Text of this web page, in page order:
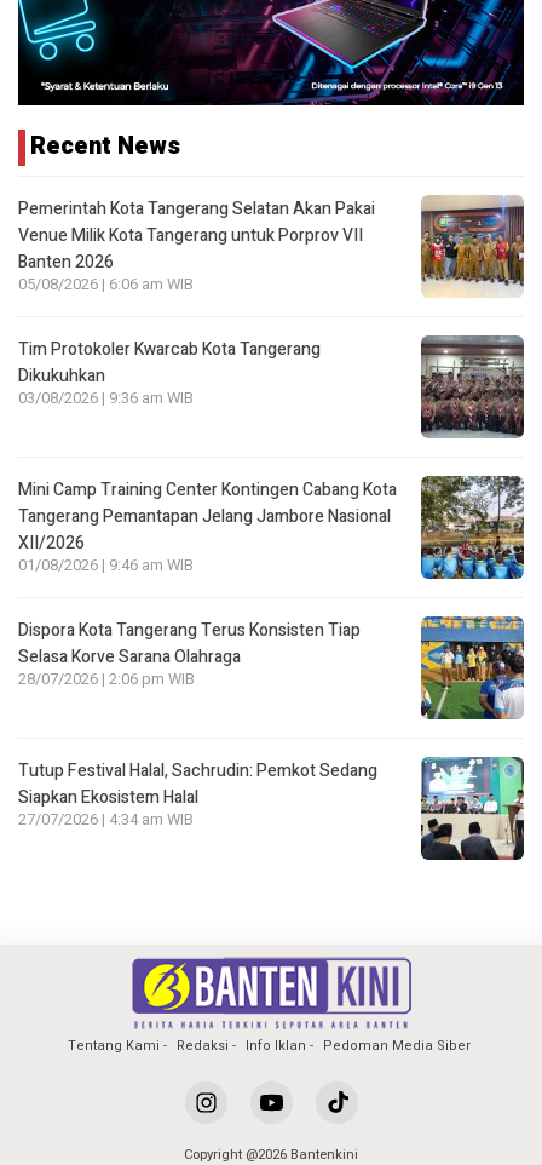
Recent News
Pemerintah Kota Tangerang Selatan Akan Pakai
Venue Milik Kota Tangerang untuk Porprov VII
Banten 2026
05/08/2026 | 6:06 am WIB
Tim Protokoler Kwarcab Kota Tangerang
Dikukuhkan
03/08/2026 | 9:36 am WIB
Mini Camp Training Center Kontingen Cabang Kota
Tangerang Pemantapan Jelang Jambore Nasional
XII/2026
01/08/2026 | 9:46 am WIB
Dispora Kota Tangerang Terus Konsisten Tiap
Selasa Korve Sarana Olahraga
28/07/2026 | 2:06 pm WIB
Tutup Festival Halal, Sachrudin: Pemkot Sedang
Siapkan Ekosistem Halal
27/07/2026 | 4:34 am WIB
Tentang Kami Redaksi Info Iklan Pedoman Media Siber
Copyright @2026 Bantenkini